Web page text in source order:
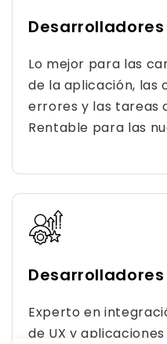
Lo mejor para las
de la aplicación, las
errores y las tareas
Rentable para las
Experto en
de UX y